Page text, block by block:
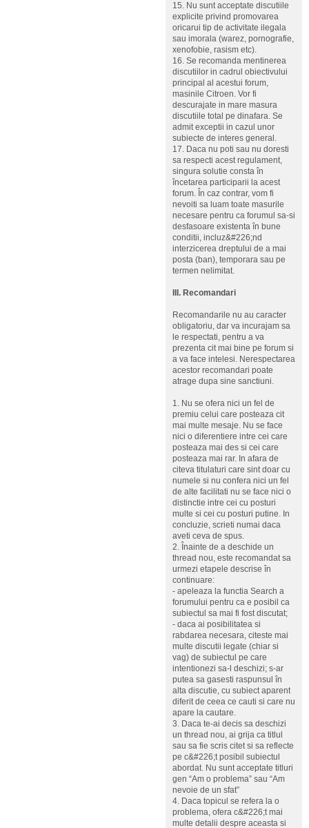
15. Nu sunt acceptate discutiile
explicite privind promovarea
oricarui tip de activitate ilegala
sau imorala (warez, pornografie,
xenofobie, rasism etc).
16. Se recomanda mentinerea
discutiilor in cadrul obiectivului
principal al acestui forum,
masinile Citroen. Vor fi
descurajate in mare masura
discutiile total pe dinafara. Se
admit exceptii in cazul unor
subiecte de interes general.
17. Daca nu poti sau nu doresti
sa respecti acest regulament,
singura solutie consta în
încetarea participarii la acest
forum. În caz contrar, vom fi
nevoiti sa luam toate masurile
necesare pentru ca forumul sa-si
desfasoare existenta în bune
conditii, incluz&#226;nd
interzicerea dreptului de a mai
posta (ban), temporara sau pe
termen nelimitat.
III. Recomandari
Recomandarile nu au caracter
obligatoriu, dar va incurajam sa
le respectati, pentru a va
prezenta cit mai bine pe forum si
a va face intelesi. Nerespectarea
acestor recomandari poate
atrage dupa sine sanctiuni.
1. Nu se ofera nici un fel de
premiu celui care posteaza cit
mai multe mesaje. Nu se face
nici o diferentiere intre cei care
posteaza mai des si cei care
posteaza mai rar. In afara de
citeva titulaturi care sint doar cu
numele si nu confera nici un fel
de alte facilitati nu se face nici o
distinctie intre cei cu posturi
multe si cei cu posturi putine. In
concluzie, scrieti numai daca
aveti ceva de spus.
2. Înainte de a deschide un
thread nou, este recomandat sa
urmezi etapele descrise în
continuare:
- apeleaza la functia Search a
forumului pentru ca e posibil ca
subiectul sa mai fi fost discutat;
- daca ai posibilitatea si
rabdarea necesara, citeste mai
multe discutii legate (chiar si
vag) de subiectul pe care
intentionezi sa-l deschizi; s-ar
putea sa gasesti raspunsul în
alta discutie, cu subiect aparent
diferit de ceea ce cauti si care nu
apare la cautare.
3. Daca te-ai decis sa deschizi
un thread nou, ai grija ca titlul
sau sa fie scris citet si sa reflecte
pe c&#226;t posibil subiectul
abordat. Nu sunt acceptate titluri
gen “Am o problema” sau “Am
nevoie de un sfat”
4. Daca topicul se refera la o
problema, ofera c&#226;t mai
multe detalii despre aceasta si